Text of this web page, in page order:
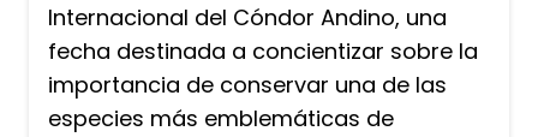
Internacional del Cóndor Andino, una
fecha destinada a concientizar sobre la
importancia de conservar una de las
especies más emblemáticas de